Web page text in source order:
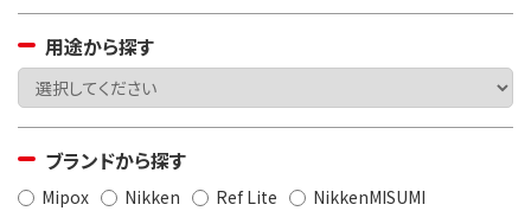
用途から探す
ブランドから探す
Mipox Nikken Ref Lite
NikkenMISUMI